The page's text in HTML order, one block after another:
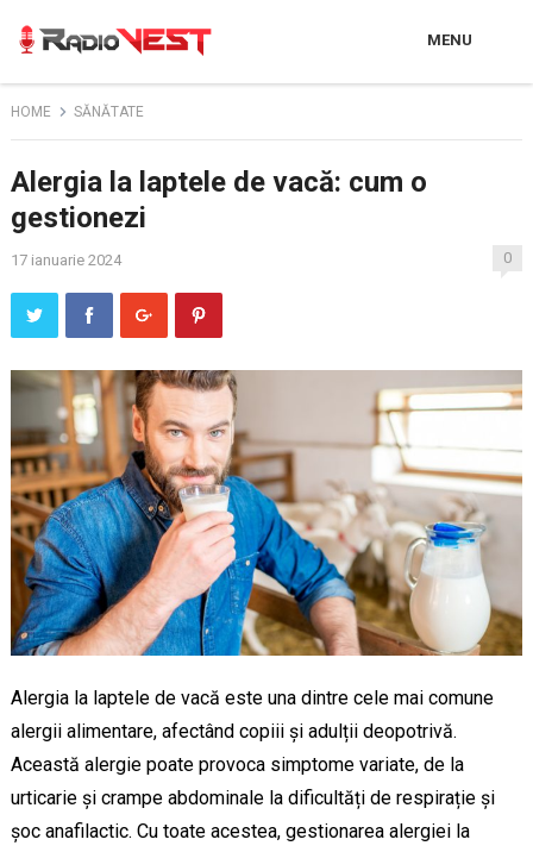
MENU
HOME SĂNĂTATE
Alergia la laptele de vacă: cum o
gestionezi
17 ianuarie 2024 0
Alergia la laptele de vacă este una dintre cele mai comune
alergii alimentare, afectând copiii și adulții deopotrivă.
Această alergie poate provoca simptome variate, de la
urticarie și crampe abdominale la dificultăți de respirație și
șoc anafilactic. Cu toate acestea, gestionarea alergiei la